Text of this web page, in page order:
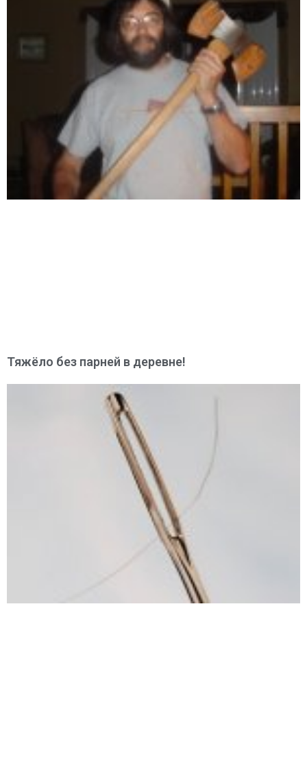
Тяжёло без парней в деревне!